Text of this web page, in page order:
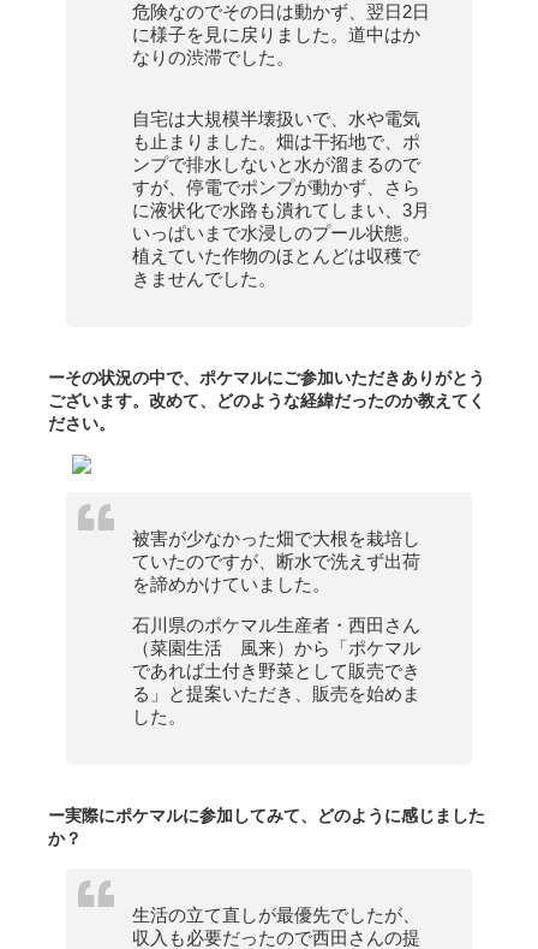
危険なのでその日は動かず、翌日2日
に様子を見に戻りました。道中はか
なりの渋滞でした。
自宅は大規模半壊扱いで、水や電気
も止まりました。畑は干拓地で、ポ
ンプで排水しないと水が溜まるので
すが、停電でポンプが動かず、さら
に液状化で水路も潰れてしまい、3月
いっぱいまで水浸しのプール状態。
植えていた作物のほとんどは収穫で
きませんでした。
ーその状況の中で、ポケマルにご参加いただきありがとう
ございます。改めて、どのような経緯だったのか教えてく
ださい。
被害が少なかった畑で大根を栽培し
ていたのですが、断水で洗えず出荷
を諦めかけていました。
石川県のポケマル生産者・西田さん
（菜園生活 風来）から「ポケマル
であれば土付き野菜として販売でき
る」と提案いただき、販売を始めま
した。
ー実際にポケマルに参加してみて、どのように感じました
か？
生活の立て直しが最優先でしたが、
収入も必要だったので西田さんの提